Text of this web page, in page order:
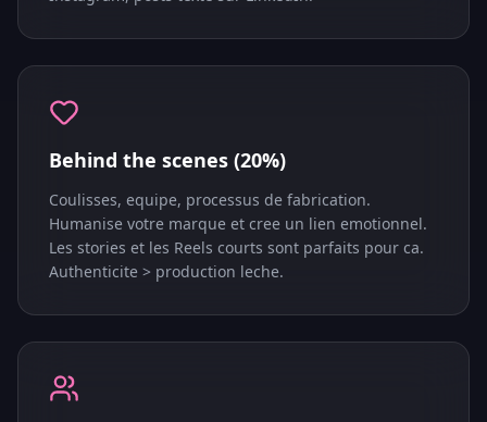
Behind the scenes (20%)
Coulisses, equipe, processus de fabrication.
Humanise votre marque et cree un lien emotionnel.
Les stories et les Reels courts sont parfaits pour ca.
Authenticite > production leche.